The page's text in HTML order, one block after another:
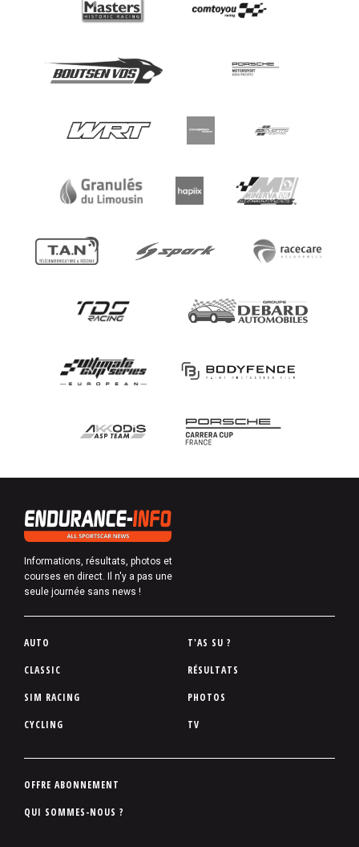
Informations, résultats, photos et
courses en direct. Il n'y a pas une
seule journée sans news !
P
d
d
p
e
AUTO
CLASSIC
SIM RACING
CYCLING
T'AS SU ?
RÉSULTATS
PHOTOS
TV
P
OFFRE ABONNEMENT
QUI SOMMES-NOUS ?